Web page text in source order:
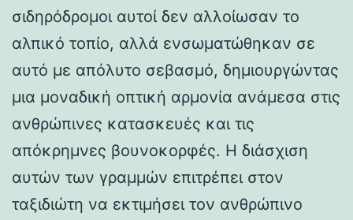
σιδηρόδρομοι αυτοί δεν αλλοίωσαν το
αλπικό τοπίο, αλλά ενσωματώθηκαν σε
αυτό με απόλυτο σεβασμό, δημιουργώντας
μια μοναδική οπτική αρμονία ανάμεσα στις
ανθρώπινες κατασκευές και τις
απόκρημνες βουνοκορφές. Η διάσχιση
αυτών των γραμμών επιτρέπει στον
ταξιδιώτη να εκτιμήσει τον ανθρώπινο